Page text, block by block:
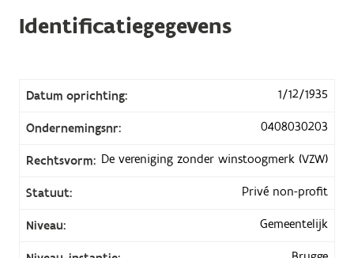
Identificatiegegevens
Datum oprichting: 1/12/1935
Ondernemingsnr: 0408030203
Rechtsvorm: De vereniging zonder winstoogmerk (VZW)
Statuut: Privé non-profit
Niveau: Gemeentelijk